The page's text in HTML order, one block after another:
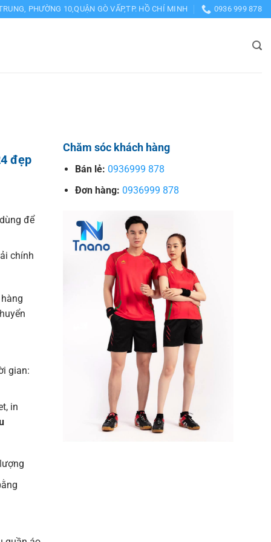
PHƯỜNG 10,QUẬN GÒ VẤP,TP. HỒ CHÍ MINH 0936 999 878
đẹp
để
chính
gian:
in
Chăm sóc khách hàng
Bán lẻ: 0936999 878
Đơn hàng: 0936999 878